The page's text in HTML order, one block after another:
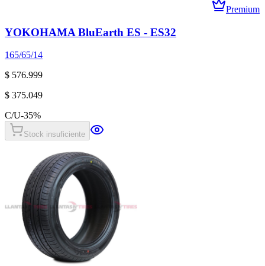
Premium
YOKOHAMA BluEarth ES - ES32
165/65/14
$ 576.999
$ 375.049
C/U-35%
Stock insuficiente